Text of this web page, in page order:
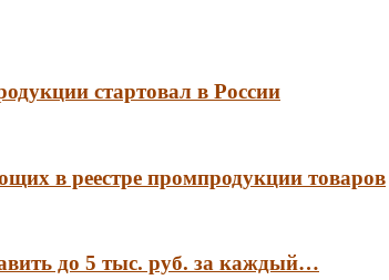
стартовал в России
в реестре промпродукции товаров
до 5 тыс. руб. за каждый…